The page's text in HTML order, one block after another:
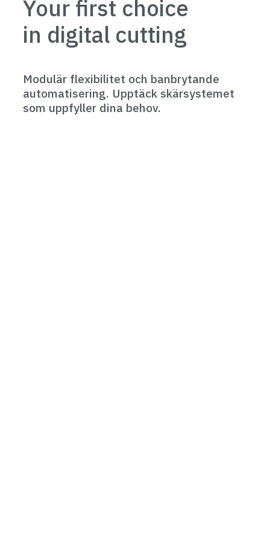
Your first choice
in digital cutting
Modulär flexibilitet och banbrytande
automatisering. Upptäck skärsystemet
som uppfyller dina behov.